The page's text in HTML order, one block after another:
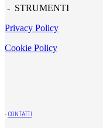
- STRUMENTI
Privacy Policy
Cookie Policy
- CONTATTI